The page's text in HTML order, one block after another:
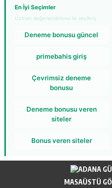
En İyi Seçimler
Uzman değerlendirmesi ile seçilmiş
Deneme bonusu güncel
primebahis giriş
Çevrimsiz deneme
bonusu
Deneme bonusu veren
siteler
Bonus veren siteler
MASAÜSTÜ